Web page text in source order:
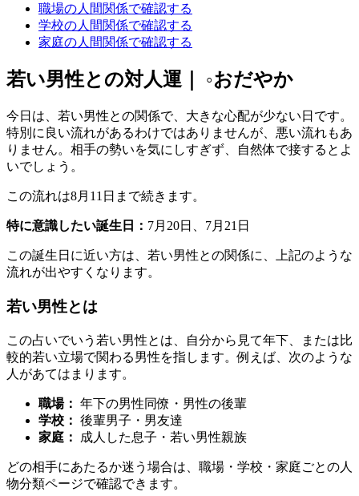
職場の人間関係で確認する
学校の人間関係で確認する
家庭の人間関係で確認する
若い男性との対人運｜ ◦おだやか
今日は、若い男性との関係で、大きな心配が少ない日です。
特別に良い流れがあるわけではありませんが、悪い流れもあ
りません。相手の勢いを気にしすぎず、自然体で接するとよ
いでしょう。
この流れは8月11日まで続きます。
特に意識したい誕生日： 7月20日、7月21日
この誕生日に近い方は、若い男性との関係に、上記のような
流れが出やすくなります。
若い男性とは
この占いでいう若い男性とは、自分から見て年下、または比
較的若い立場で関わる男性を指します。例えば、次のような
人があてはまります。
職場： 年下の男性同僚・男性の後輩
学校： 後輩男子・男友達
家庭：
成人した息子・若い男性親族
どの相手にあたるか迷う場合は、職場・学校・家庭ごとの人
物分類ページで確認できます。